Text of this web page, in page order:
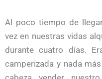
Al poco tiempo de
vez en nuestras vidas
durante cuatro días.
camperizada y nada